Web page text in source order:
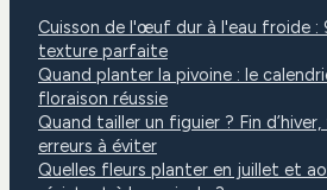
Cuisson de l'œuf dur à l'eau froide :
texture parfaite
Quand planter la pivoine : le
floraison réussie
Quand tailler un figuier ? Fin
erreurs à éviter
Quelles fleurs planter en juillet et